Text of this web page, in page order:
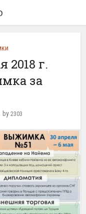
2018 г.
за
by 2303